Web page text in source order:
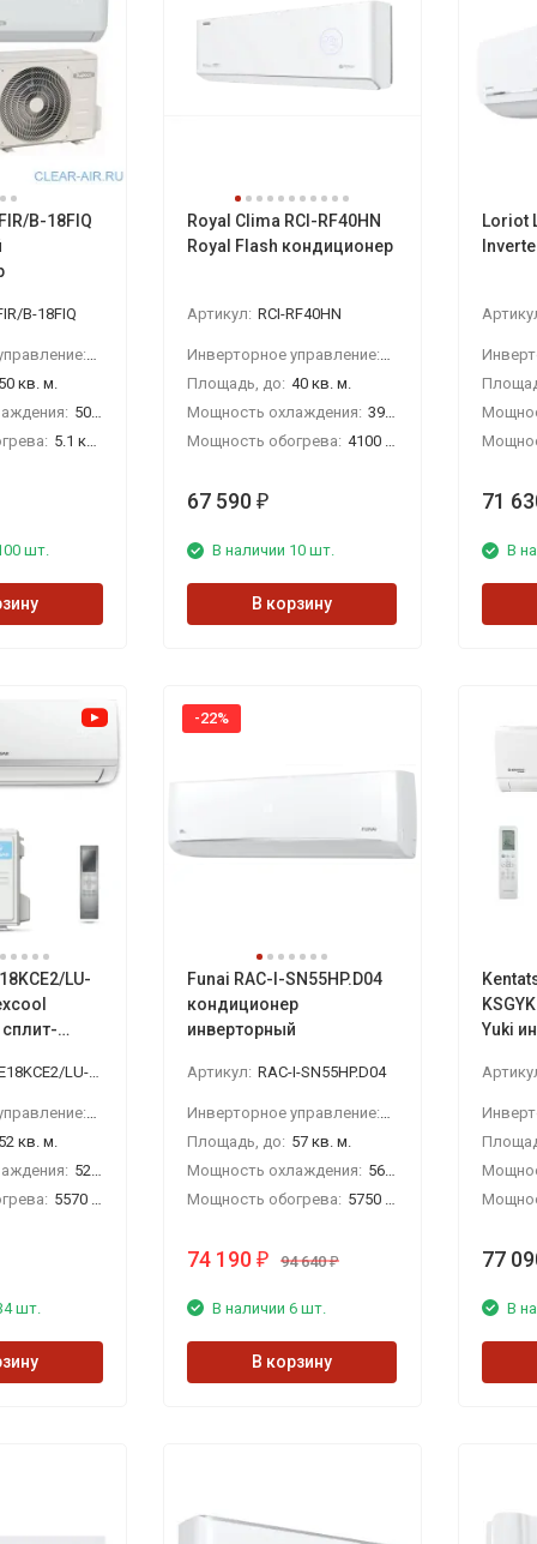
B-18FIQ
B-18FIQ
Инверторное управление:Да
кв. м.
5000 Вт
5.1 кВт
шт.
Royal Clima RCI-RF40HN
Royal Flash кондиционер
Артикул: RCI-RF40HN
Инверторное управление:Да
Площадь, до: 40 кв. м.
Мощность охлаждения: 3900 Вт
Мощность обогрева: 4100 Вт
67 590 ₽
В наличии 10 шт.
В корзину
Loriot
71
В
LU-
LU-HE18KCE2
кв. м.
5280 Вт
5570 Вт
шт.
-22%
Funai RAC-I-SN55HP.D04
кондиционер
инверторный
Артикул: RAC-I-SN55HP.D04
Площадь, до: 57 кв. м.
Мощность охлаждения: 5650 Вт
Мощность обогрева: 5750 Вт
74 190 ₽ 94 640 ₽
В наличии 6 шт.
В корзину
Yuki
77
В